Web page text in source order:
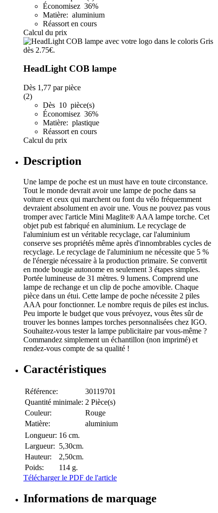
Économisez 36%
Matière: aluminium
Réassort en cours
Calcul du prix
HeadLight COB lampe
Dès 1,77 par pièce
(2)
Dès 10 pièce(s)
Économisez 36%
Matière: plastique
Réassort en cours
Calcul du prix
Description
Une lampe de poche est un must have en toute circonstance.
Tout le monde devrait avoir une lampe de poche dans sa
voiture et ceux qui marchent ou font du vélo fréquemment
devraient absolument en avoir une. Vous ne pouvez pas vous
tromper avec l'article Mini Maglite® AAA lampe torche. Cet
objet pub est fabriqué en aluminium. Le recyclage de
l'aluminium est un véritable recyclage, car l'aluminium
conserve ses propriétés même après d'innombrables cycles de
recyclage. Le recyclage de l'aluminium ne nécessite que 5 %
de l'énergie nécessaire à la production primaire. Se convertit
en mode bougie autonome en seulement 3 étapes simples.
Portée lumineuse de 31 mètres. 9 lumens. Comprend une
lampe de rechange et un clip de poche amovible. Chaque
pièce dans un étui. Cette lampe de poche nécessite 2 piles
AAA pour fonctionner. Le nombre requis de piles est inclus.
Peu importe le budget que vous prévoyez, vous êtes sûr de
trouver les bonnes lampes torches personnalisées chez IGO.
Souhaitez-vous tester la lampe publicitaire par vous-même ?
Commandez simplement un échantillon (non imprimé) et
rendez-vous compte de sa qualité !
Caractéristiques
Référence:
30119701
Quantité minimale: 2 Pièce(s)
Couleur:
Rouge
Matière:
aluminium
Longueur: 16 cm.
Largueur: 5,30cm.
Hauteur:
2,50cm.
Poids:
114 g.
Télécharger le PDF de l'article
Informations de marquage